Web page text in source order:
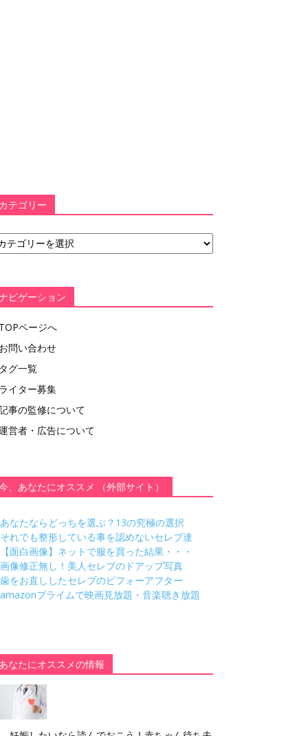
カテゴリー
ビゲーション
TOPページへ
お問い合わせ
タグ一覧
ライター募集
事の監修について
営者・広告について
、あなたにオススメ （外部サイト）
あなたならどっちを選ぶ？13の究極の選択
それでも整形している事を認めないセレブ達
【面白画像】ネットで服を買った結果・・・
画像修正無し！美人セレブのドアップ写真
歯をお直ししたセレブのビフォーアフター
amazonプライムで映画見放題・音楽聴き放題
あなたにオススメの情報